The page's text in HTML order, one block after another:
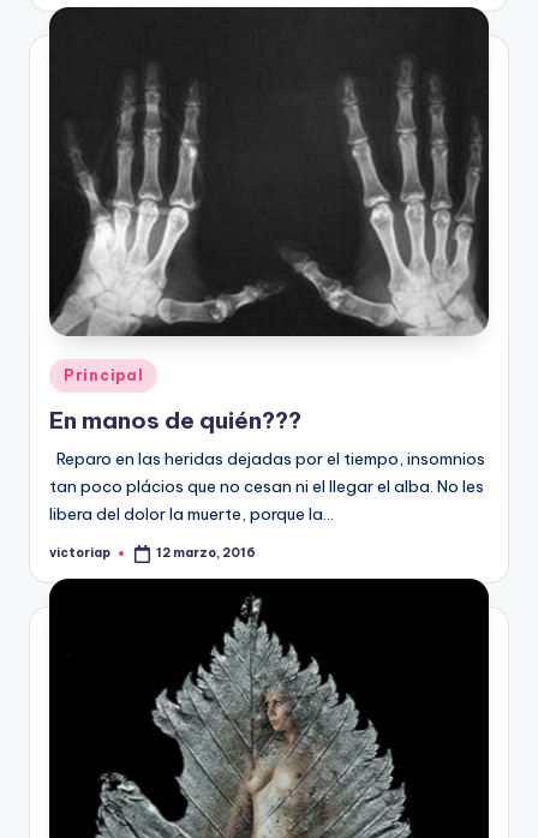
Publicado
en
Principal
En manos de quién???
Reparo en las heridas dejadas por el tiempo, insomnios
tan poco plácios que no cesan ni el llegar el alba. No les
libera del dolor la muerte, porque la…
Publicado
victoriap 12 marzo, 2016